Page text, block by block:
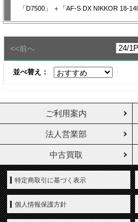
「D7500」 ＋「AF-S DX NIKKOR 18-
<<前へ
並べ替え：
ご利用案内
法人営業部
中古買取
特定商取引に基づく表示
個人情報保護方針